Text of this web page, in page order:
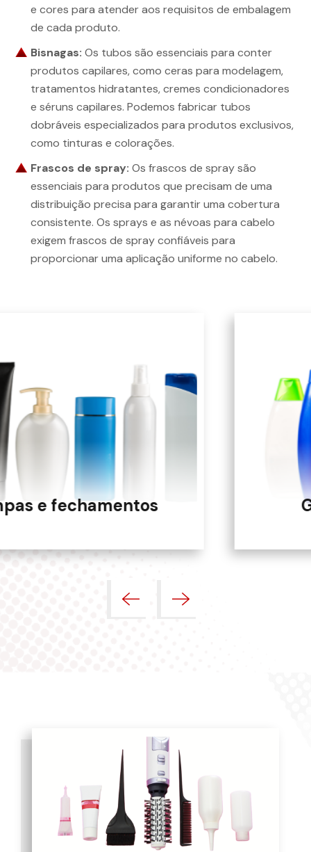
e cores para atender aos requisitos de embalagem
de cada produto.
Bisnagas: Os tubos são essenciais para conter
produtos capilares, como ceras para modelagem,
tratamentos hidratantes, cremes condicionadores
e séruns capilares. Podemos fabricar tubos
dobráveis especializados para produtos exclusivos,
como tinturas e colorações.
Frascos de spray: Os frascos de spray são
essenciais para produtos que precisam de uma
distribuição precisa para garantir uma cobertura
consistente. Os sprays e as névoas para cabelo
exigem frascos de spray confiáveis para
proporcionar uma aplicação uniforme no cabelo.
Garrafas plásticas